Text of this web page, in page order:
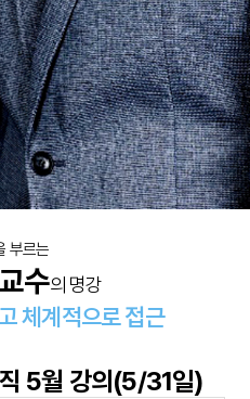
부르는
수의 명강
체계적으로 접근
5월 강의(5/31일)